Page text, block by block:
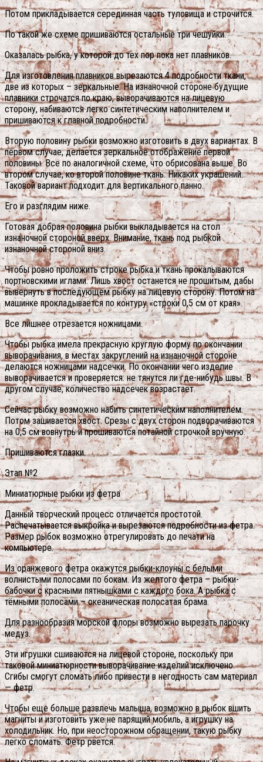
Потом прикладывается серединная часть туловища и строчится.
По такой же схеме пришиваются остальные три чешуйки.
Оказалась рыбка, у которой до тех пор пока нет плавников.
Для изготовления плавников вырезаются 4 подробности ткани,
две из которых – зеркальные. На изнаночной стороне будущие
плавники строчатся по краю, выворачиваются на лицевую
сторону, набиваются легко синтетическим наполнителем и
пришиваются к главной подробности.
Вторую половину рыбки возможно изготовить в двух вариантах. В
первом случае, делается зеркальное отображение первой
половины. Все по аналогичной схеме, что обрисована выше. Во
втором случае, ко второй половине ткань. Никаких украшений.
Таковой вариант подходит для вертикального панно.
Его и разглядим ниже.
Готовая добрая половина рыбки выкладывается на стол
изнаночной стороной вверх. Внимание, ткань под рыбкой
изнаночной стороной вниз.
Чтобы ровно проложить строке рыбка и ткань прокалываются
портновскими иглами. Лишь хвост останется не прошитым, дабы
вывернуть в последующем рыбку на лицевую сторону. Потом на
машинке прокладывается по контуру «строки 0,5 см от края».
Все лишнее отрезается ножницами.
Чтобы рыбка имела прекрасную круглую форму по окончании
выворачивания, в местах закруглений на изнаночной стороне
делаются ножницами надсечки. По окончании чего изделие
выворачивается и проверяется: не тянутся ли где-нибудь швы. В
другом случае, количество надсечек возрастает.
Сейчас рыбку возможно набить синтетическим наполнителем.
Потом зашивается хвост. Срезы с двух сторон подворачиваются
на 0,5 см вовнутрь и прошиваются потайной строчкой вручную.
Пришиваются глазки.
Этап №2
Миниатюрные рыбки из фетра
Данный творческий процесс отличается простотой.
Распечатывается выкройка и вырезаются подробности из фетра.
Размер рыбок возможно отрегулировать до печати на
компьютере.
Из оранжевого фетра окажутся рыбки-клоуны с белыми
волнистыми полосами по бокам. Из желтого фетра – рыбки-
бабочки с красными пятнышками с каждого бока. А рыбка с
тёмными полосами – океаническая полосатая брама.
Для разнообразия морской флоры возможно вырезать парочку
медуз.
Эти игрушки сшиваются на лицевой стороне, поскольку при
таковой миниатюрности выворачивание изделий исключено.
Сгибы смогут сломать либо привести в негодность сам материал
— фетр.
Чтобы еще больше развлечь малыша, возможно в рыбок вшить
магниты и изготовить уже не парящий мобиль, а игрушку на
холодильник. Но, при неосторожном обращении, такую рыбку
легко сломать. Фетр рвется.